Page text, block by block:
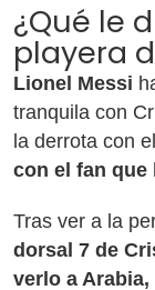
¿Qué le
playera
Lionel Messi
tranquila con
la derrota con
con el fan que
Tras ver a la
dorsal 7 de
verlo a